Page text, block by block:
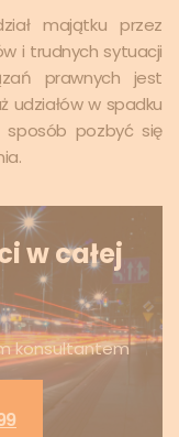
majątku przez
i trudnych sytuacji
prawnych jest
udziałów w spadku
sposób pozbyć się
w całej
konsultantem